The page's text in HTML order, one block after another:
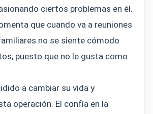
ciertos problemas en él.
que cuando va a reuniones
no se siente cómodo
puesto que no le gusta como
a cambiar su vida y
operación. El confía en la